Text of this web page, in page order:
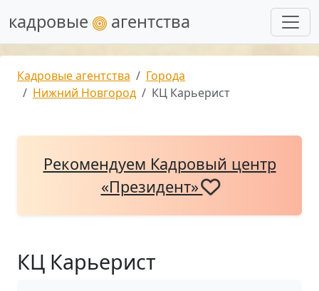
кадровые агентства
Кадровые агентства
Города
Нижний Новгород
КЦ Карьерист
Рекомендуем Кадровый центр
«Президент»
КЦ Карьерист